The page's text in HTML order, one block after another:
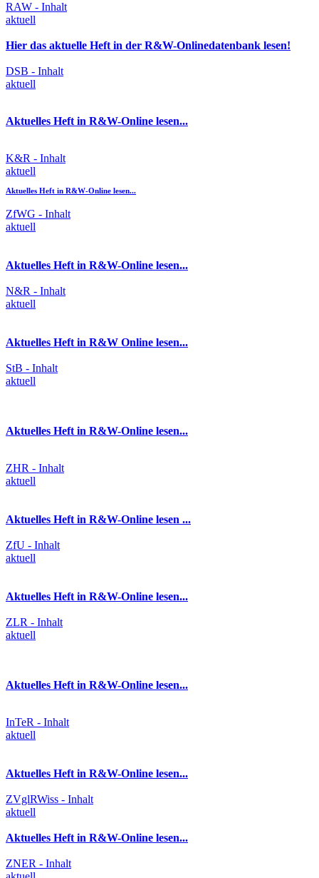
RAW - Inhalt
aktuell
Hier das aktuelle Heft in der R&W-Onlinedatenbank lesen!
DSB - Inhalt
aktuell
Aktuelles Heft in R&W-Online lesen...
K&R - Inhalt
aktuell
Aktuelles Heft in R&W-Online lesen...
ZfWG - Inhalt
aktuell
Aktuelles Heft in R&W-Online lesen...
N&R - Inhalt
aktuell
Aktuelles Heft in R&W Online lesen...
StB - Inhalt
aktuell
Aktuelles Heft in R&W-Online lesen...
ZHR - Inhalt
aktuell
Aktuelles Heft in R&W-Online lesen ...
ZfU - Inhalt
aktuell
Aktuelles Heft in R&W-Online lesen...
ZLR - Inhalt
aktuell
Aktuelles Heft in R&W-Online lesen...
InTeR - Inhalt
aktuell
Aktuelles Heft in R&W-Online lesen...
ZVglRWiss - Inhalt
aktuell
Aktuelles Heft in R&W-Online lesen...
ZNER - Inhalt